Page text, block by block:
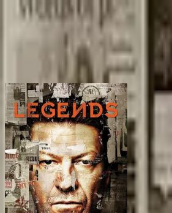
BingeSwipe
Wszystkie seriale Moje seriale Dla